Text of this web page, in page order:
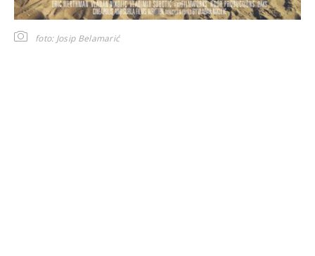
foto: Josip Belamarić